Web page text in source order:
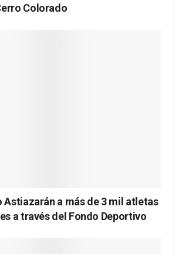
Colorado
Astiazarán a más de 3 mil atletas
a través del Fondo Deportivo